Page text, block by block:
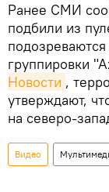
Ранее СМИ
подбили из
группировки
Новости ,
утверждают,
на северо-
Видео